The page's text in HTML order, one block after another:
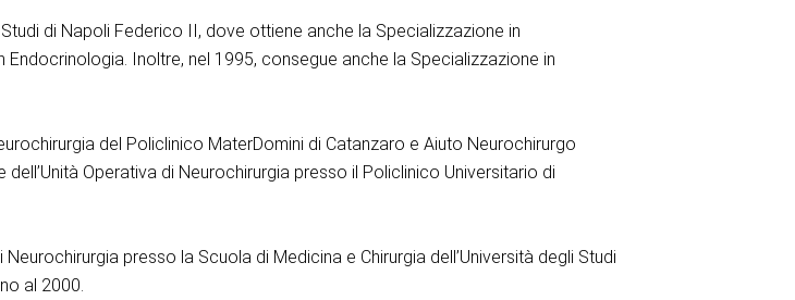
di Napoli Federico II, dove ottiene anche la Specializzazione in
Inoltre, nel 1995, consegue anche la Specializzazione in
del Policlinico MaterDomini di Catanzaro e Aiuto Neurochirurgo
Operativa di Neurochirurgia presso il Policlinico Universitario di
presso la Scuola di Medicina e Chirurgia dell’Università degli Studi
al 2000.